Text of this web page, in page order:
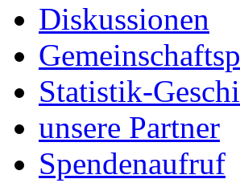
Diskussionen
Statistik-
unsere Partner
Spendenaufruf